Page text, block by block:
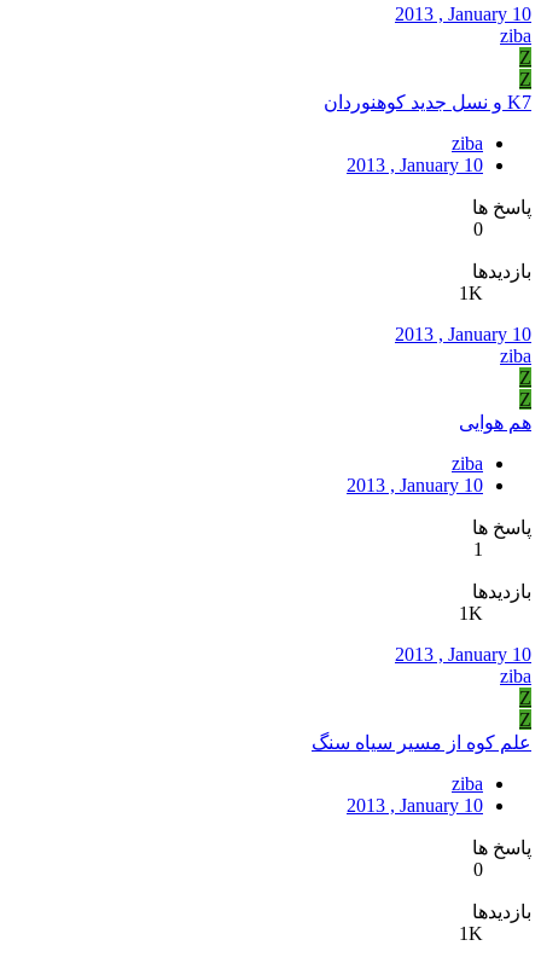
2013 , January 10
ziba
Z
Z
K7 و نسل جدید کوهنوردان
ziba
2013 , January 10
پاسخ ها
0
بازدیدها
1K
2013 , January 10
ziba
Z
Z
هم هوایی
ziba
2013 , January 10
پاسخ ها
1
بازدیدها
1K
2013 , January 10
ziba
Z
Z
علم كوه از مسير سياه سنگ
ziba
2013 , January 10
پاسخ ها
0
بازدیدها
1K